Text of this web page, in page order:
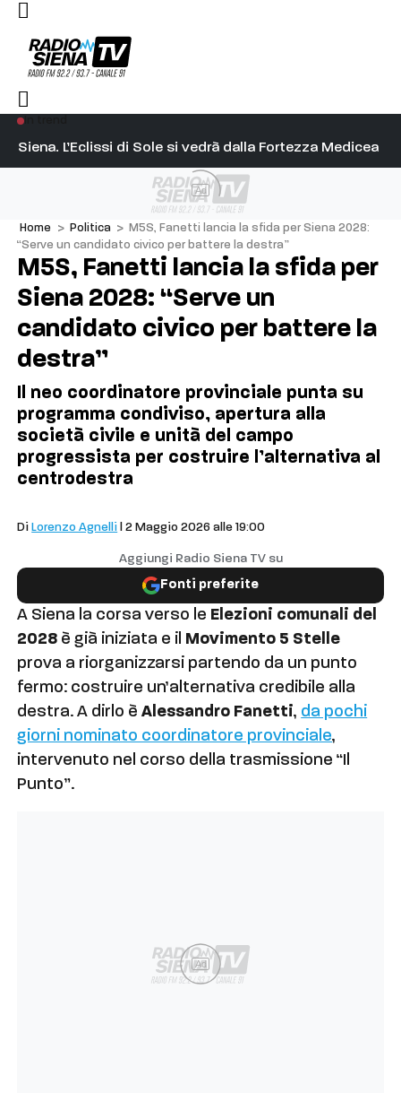
Siena. L’Eclissi di Sole si vedrà dalla Fortezza Medicea
su Diosu sono state poco corrette”
Ad
Home > Politica >
M5S, Fanetti lancia la sfida per Siena 2028:
“Serve un candidato civico per battere la destra”
M5S, Fanetti lancia la sfida per
Siena 2028: “Serve un
candidato civico per battere la
destra”
Il neo coordinatore provinciale punta su
programma condiviso, apertura alla
società civile e unità del campo
progressista per costruire l’alternativa al
centrodestra
Di Lorenzo Agnelli | 2 Maggio 2026 alle 19:00
Aggiungi Radio Siena TV su
Fonti preferite
A Siena la corsa verso le Elezioni comunali del
2028 è già iniziata e il
Movimento 5 Stelle
prova a riorganizzarsi partendo da un punto
fermo: costruire un’alternativa credibile alla
destra. A dirlo èAlessandro Fanetti, da pochi
giorni nominato coordinatore provinciale,
intervenuto nel corso della trasmissione “Il
Punto”.
Ad